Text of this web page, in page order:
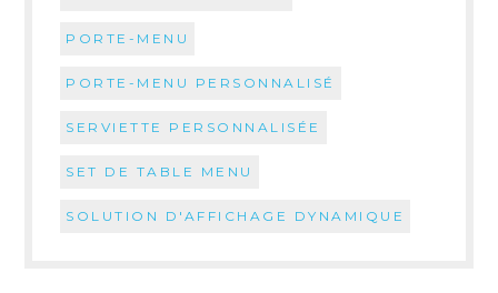
PORTE-MENU
PORTE-MENU PERSONNALISÉ
SERVIETTE PERSONNALISÉE
SET DE TABLE MENU
SOLUTION D'AFFICHAGE DYNAMIQUE